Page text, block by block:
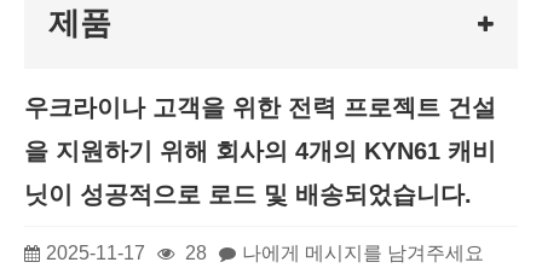
제품
우크라이나 고객을 위한 전력 프로젝트 건설
을 지원하기 위해 회사의 4개의 KYN61 캐비
닛이 성공적으로 로드 및 배송되었습니다.
2025-11-17 28 나에게 메시지를 남겨주세요